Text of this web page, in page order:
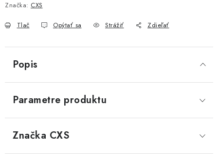
Značka: CXS
Tlač Opýtať sa Strážiť Zdieľať
Popis
Parametre produktu
Značka CXS